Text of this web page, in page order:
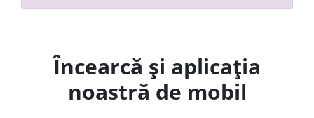
Încearcă și aplicația
noastră de mobil